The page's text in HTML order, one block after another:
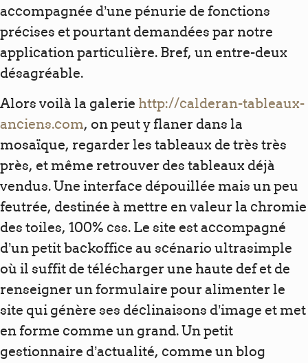
accompagnée d’une pénurie de fonctions
précises et pourtant demandées par notre
application particulière. Bref, un entre-deux
désagréable.
Alors voilà la galerie http://calderan-tableaux-
anciens.com, on peut y flaner dans la
mosaïque, regarder les tableaux de très très
près, et même retrouver des tableaux déjà
vendus. Une interface dépouillée mais un peu
feutrée, destinée à mettre en valeur la chromie
des toiles, 100% css. Le site est accompagné
d’un petit backoffice au scénario ultrasimple
où il suffit de télécharger une haute def et de
renseigner un formulaire pour alimenter le
site qui génère ses déclinaisons d’image et met
en forme comme un grand. Un petit
gestionnaire d’actualité, comme un blog